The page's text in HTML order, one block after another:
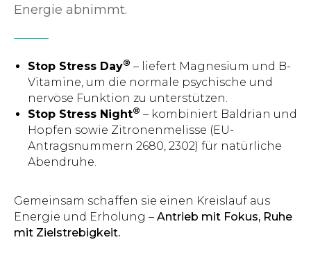
Energie abnimmt.
Stop Stress Day® – liefert Magnesium und B-
Vitamine, um die normale psychische und
nervöse Funktion zu unterstützen.
Stop Stress Night® – kombiniert Baldrian und
Hopfen sowie Zitronenmelisse (EU-
Antragsnummern 2680, 2302) für natürliche
Abendruhe.
Gemeinsam schaffen sie einen Kreislauf aus
Energie und Erholung – Antrieb mit Fokus, Ruhe
mit Zielstrebigkeit.